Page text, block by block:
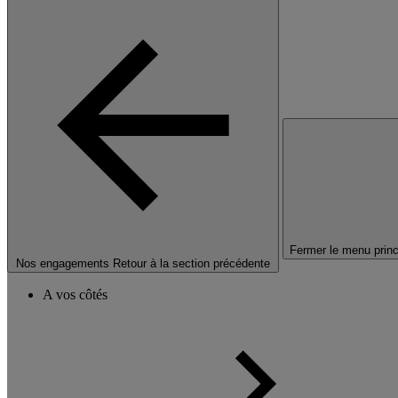
Nos engagements Retour à la section précédente
Fermer le menu
A vos côtés